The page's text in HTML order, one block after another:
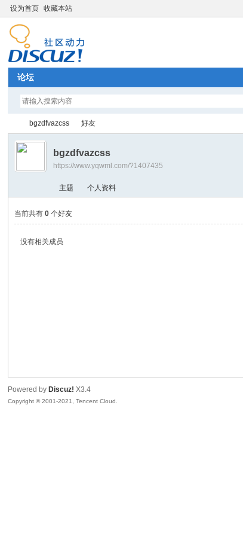
设为首页 收藏本站
论坛
›
bgzdfvazcss 好友
bgzdfvazcss
https://www.yqwml.com/?1407435
主题 个人资料
当前共有0 个好友
没有相关成员
Powered by Discuz! X3.4
Copyright © 2001-2021, Tencent Cloud.